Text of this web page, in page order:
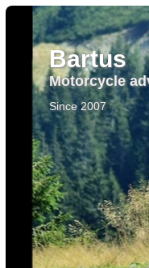
Bartus
Motorcycle
Since 2007